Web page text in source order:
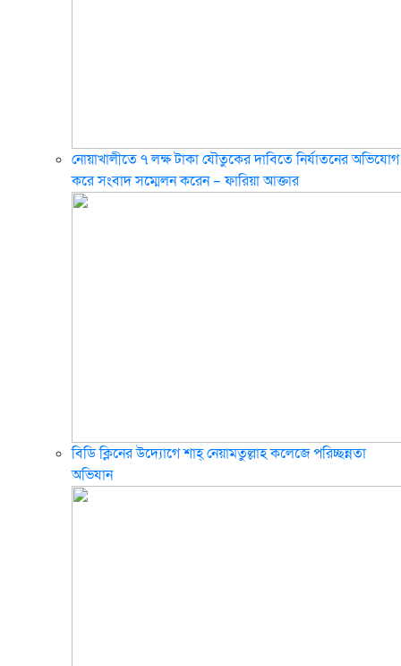
নোয়াখালীতে ৭ লক্ষ টাকা যৌতুকের দাবিতে নির্যাতনের অভিযোগ
করে সংবাদ সম্মেলন করেন – ফারিয়া আক্তার
বিডি ক্লিনের উদ্যোগে শাহ্ নেয়ামতুল্লাহ কলেজে পরিচ্ছন্নতা
অভিযান